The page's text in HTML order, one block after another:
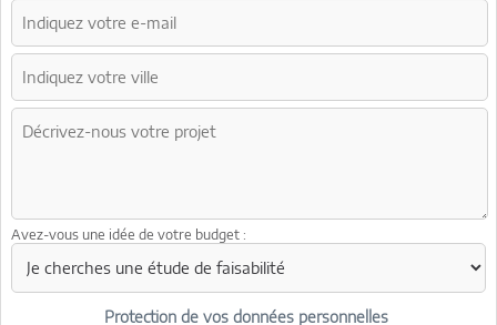
Avez-vous une idée de votre budget :
Protection de vos données personnelles